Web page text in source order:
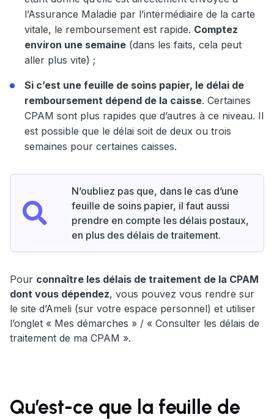
l’Assurance Maladie par l’intermédiaire de la carte
vitale, le remboursement est rapide. Comptez
environ une semaine (dans les faits, cela peut
aller plus vite) ;
Si c’est une feuille de soins papier, le délai de
remboursement dépend de la caisse. Certaines
CPAM sont plus rapides que d’autres à ce niveau. Il
est possible que le délai soit de deux ou trois
semaines pour certaines caisses.
N’oubliez pas que, dans le cas d’une
feuille de soins papier, il faut aussi
prendre en compte les délais postaux,
en plus des délais de traitement.
Pour connaître les délais de traitement de la CPAM
dont vous dépendez, vous pouvez vous rendre sur
le site d’Ameli (sur votre espace personnel) et utiliser
l’onglet « Mes démarches » / « Consulter les délais de
traitement de ma CPAM ».
Qu’est-ce que la feuille de